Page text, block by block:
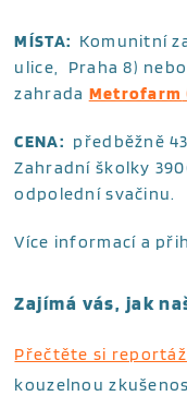
MÍSTA: Komunitní
ulice, Praha 8)
zahrada Metrofarm
CENA: předběžně
Zahradní školky
odpolední svačinu.
Více informací a
Zajímá vás, jak
Přečtěte si reportáž
kouzelnou